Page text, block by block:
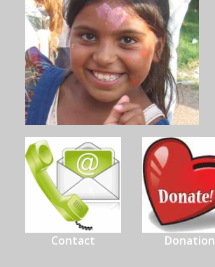
Contact Donation